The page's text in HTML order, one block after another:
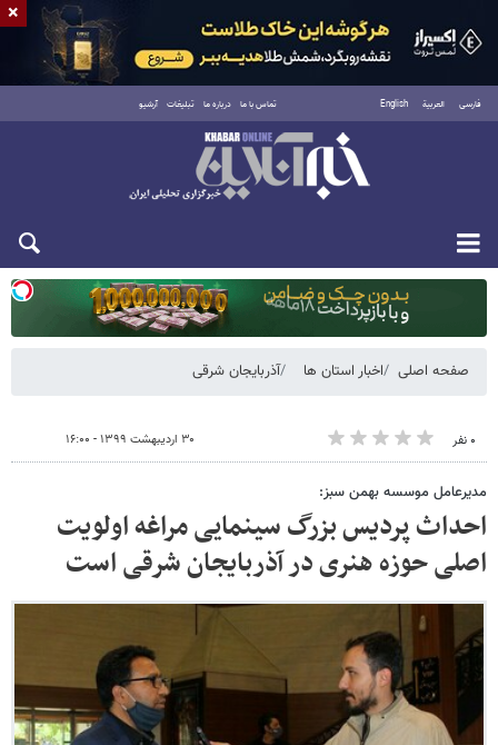
فارسی العربية English تماس با ما درباره ما تبلیغات آرشیو
دوشنبه ۱۹ مرداد ۱۴۰۵
صفحه اصلی اخبار استان ها آذربایجان شرقی
۰ نفر ۳۰ اردیبهشت ۱۳۹۹ - ۱۶:۰۰
مدیرعامل موسسه بهمن سبز:
احداث پردیس بزرگ سینمایی مراغه اولویت
اصلی حوزه هنری در آذربایجان شرقی است
×